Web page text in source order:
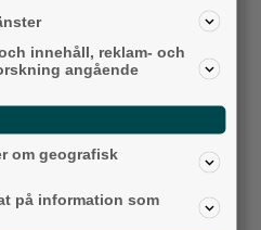
innehåll, reklam- och
angående
om geografisk
på information som